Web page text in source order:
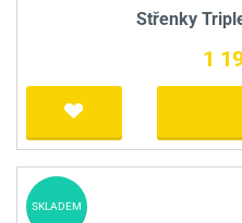
Střenky
1
SKLADEM